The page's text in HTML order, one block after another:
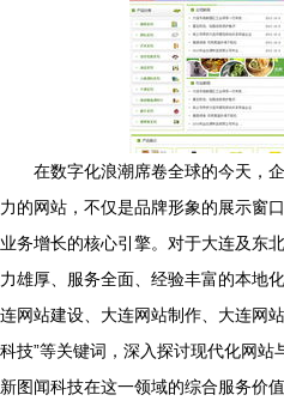
在数字化浪潮席卷全球的今天，
力的网站，不仅是品牌形象的展示窗
业务增长的核心引擎。对于大连及东
力雄厚、服务全面、经验丰富的本地
连网站建设、大连网站制作、大连网
科技”等关键词，深入探讨现代化网
新图闻科技在这一领域的综合服务价值